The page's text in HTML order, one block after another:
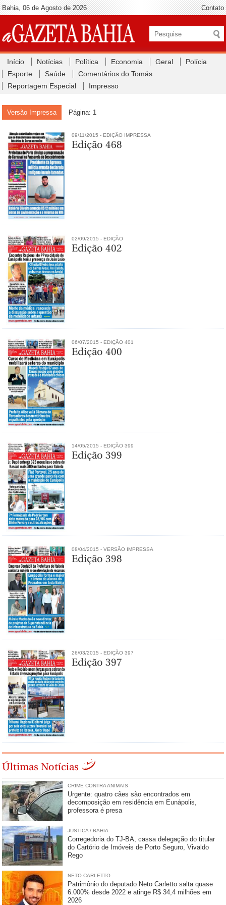
Bahia, 06 de Agosto de 2026 Contato
Início Notícias Política Economia Geral
Polícia
Esporte
Saúde
Comentários do Tomás
Reportagem Especial
Impresso
Versão Impressa Página: 1
09/11/2015 - EDIÇÃO IMPRESSA
Edição 468
02/09/2015 - EDIÇÃO
Edição 402
06/07/2015 - EDIÇÃO 401
Edição 400
14/05/2015 - EDIÇÃO 399
Edição 399
08/04/2015 - VERSÃO IMPRESSA
Edição 398
26/03/2015 - EDIÇÃO 397
Edição 397
Últimas Notícias
CRIME CONTRA ANIMAIS
Urgente: quatro cães são encontrados em
decomposição em residência em Eunápolis,
professora é presa
JUSTIÇA / BAHIA
Corregedoria do TJ-BA, cassa delegação do titular
do Cartório de Imóveis de Porto Seguro, Vivaldo
Rego
NETO CARLETTO
Patrimônio do deputado Neto Carletto salta quase
6.000% desde 2022 e atinge R$ 34,4 milhões em
2026